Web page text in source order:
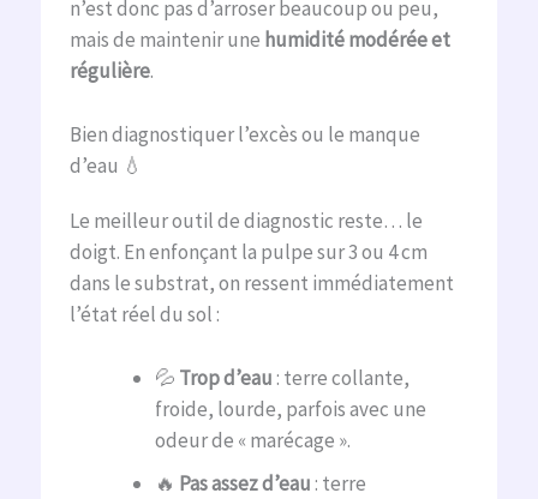
n’est donc pas d’arroser beaucoup ou peu,
mais de maintenir une humidité modérée et
régulière.
Bien diagnostiquer l’excès ou le manque
d’eau 💧
Le meilleur outil de diagnostic reste… le
doigt. En enfonçant la pulpe sur 3 ou 4 cm
dans le substrat, on ressent immédiatement
l’état réel du sol :
💦 Trop d’eau: terre collante,
froide, lourde, parfois avec une
odeur de « marécage ».
🔥 Pas assez d’eau: terre